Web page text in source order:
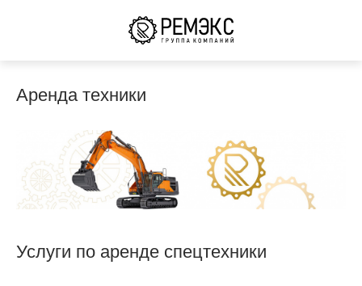
Аренда техники
Услуги по аренде спецтехники